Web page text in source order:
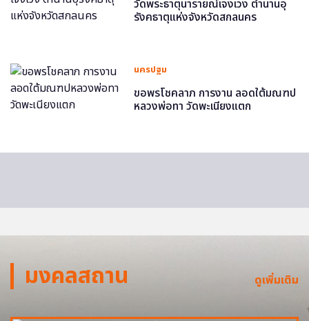
วัดพระธาตุนารายณ์เจงเวง ตำนานอุ
รังคธาตุแห่งจังหวัดสกลนคร
นครปฐม
ขอพรโชคลาภ การงาน ลอดใต้มณฑป
หลวงพ่อทา วัดพะเนียงแตก
มงคลสถาน ดูเพิ่มเติม